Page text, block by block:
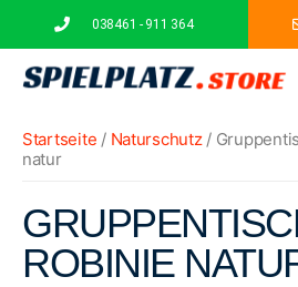
038461 - 911 364
Startseite / Naturschutz/
natur
ROBINIE